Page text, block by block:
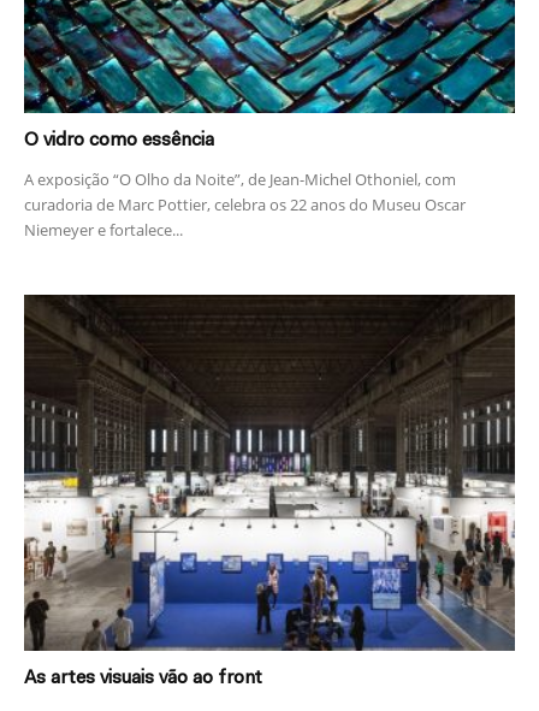
O vidro como essência
A exposição “O Olho da Noite”, de Jean-Michel Othoniel, com
curadoria de Marc Pottier, celebra os 22 anos do Museu Oscar
Niemeyer e fortalece...
As artes visuais vão ao front